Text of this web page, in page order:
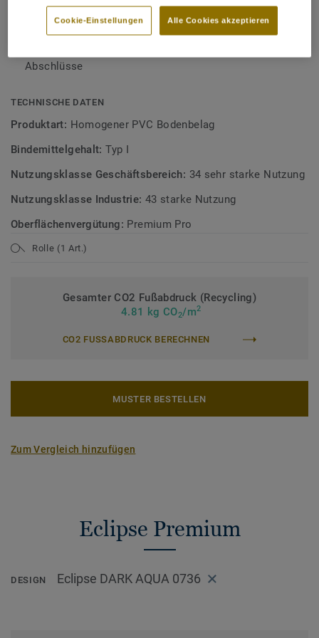
Bodenbelagskollektionen. Recyclingfähig auch nach dem
Gebrauch.
Homogene Bodenbeläge
Premium Pro Oberfläche für leichtere Reinigung und
erhöhte Widerstandsfähigkeit
Abschlüsse
TECHNISCHE DATEN
Produktart: Homogener PVC Bodenbelag
Bindemittelgehalt:Typ I
Nutzungsklasse Geschäftsbereich: 34 sehr starke Nutzung
Nutzungsklasse Industrie: 43 starke Nutzung
Oberflächenvergütung: Premium Pro
Rolle (1 Art.)
Gesamter CO2 Fußabdruck (Recycling)
4.81 kg CO2/m2
CO2 FUSSABDRUCK BERECHNEN
MUSTER BESTELLEN
Zum Vergleich hinzufügen
Eclipse Premium
DESIGN Eclipse DARK AQUA 0736
Alle Cookies akzeptieren
Cookie-Einstellungen